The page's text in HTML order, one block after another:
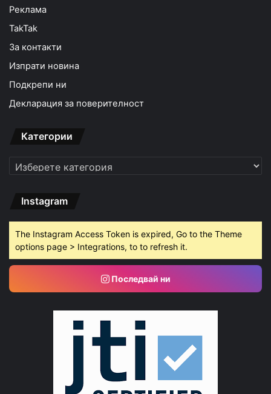
Реклама
TakTak
За контакти
Изпрати новина
Подкрепи ни
Декларация за поверителност
Категории
Категории
Instagram
The Instagram Access Token is expired, Go to the Theme
options page > Integrations, to to refresh it.
Последвай ни